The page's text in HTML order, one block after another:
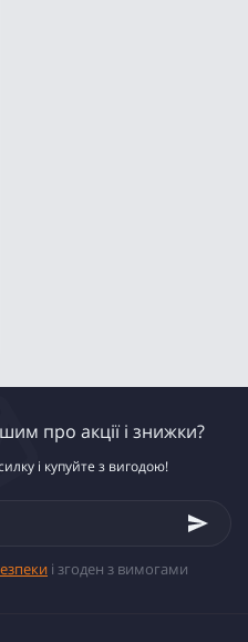
про акції і знижки?
і купуйте з вигодою!
і згоден з вимогами